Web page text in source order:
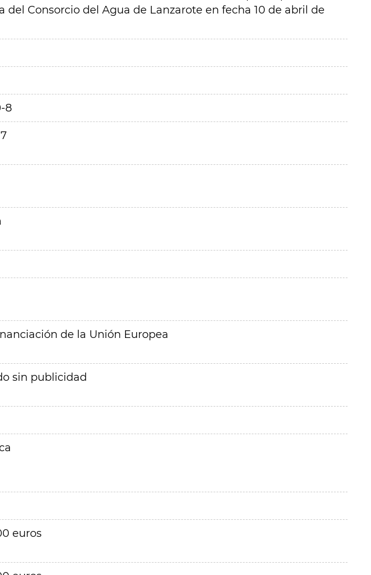
del Consorcio del Agua de Lanzarote en fecha 10 de abril de
8
de la Unión Europea
sin publicidad
euros